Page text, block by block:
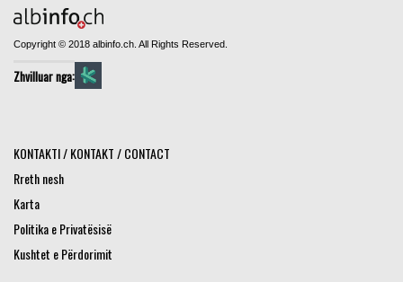
Copyright © 2018 albinfo.ch. All Rights Reserved.
Zhvilluar nga:
KONTAKTI / KONTAKT / CONTACT
Rreth nesh
Karta
Politika e Privatësisë
Kushtet e Përdorimit